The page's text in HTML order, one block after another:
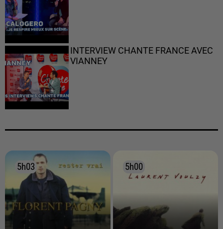
INTERVIEW CHANTE FRANCE AVEC
VIANNEY
5h03
5h03 5h00
5h00